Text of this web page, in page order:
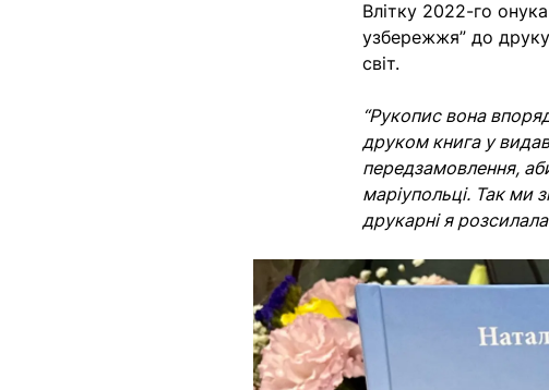
Влітку 2022-го
узбережжя” до
світ.
“Рукопис вона
друком книга у
передзамовлення,
маріупольці. Так ми
друкарні я